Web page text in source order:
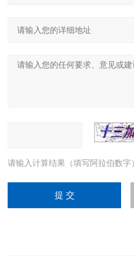
请输入计算结果（填写阿拉伯数字